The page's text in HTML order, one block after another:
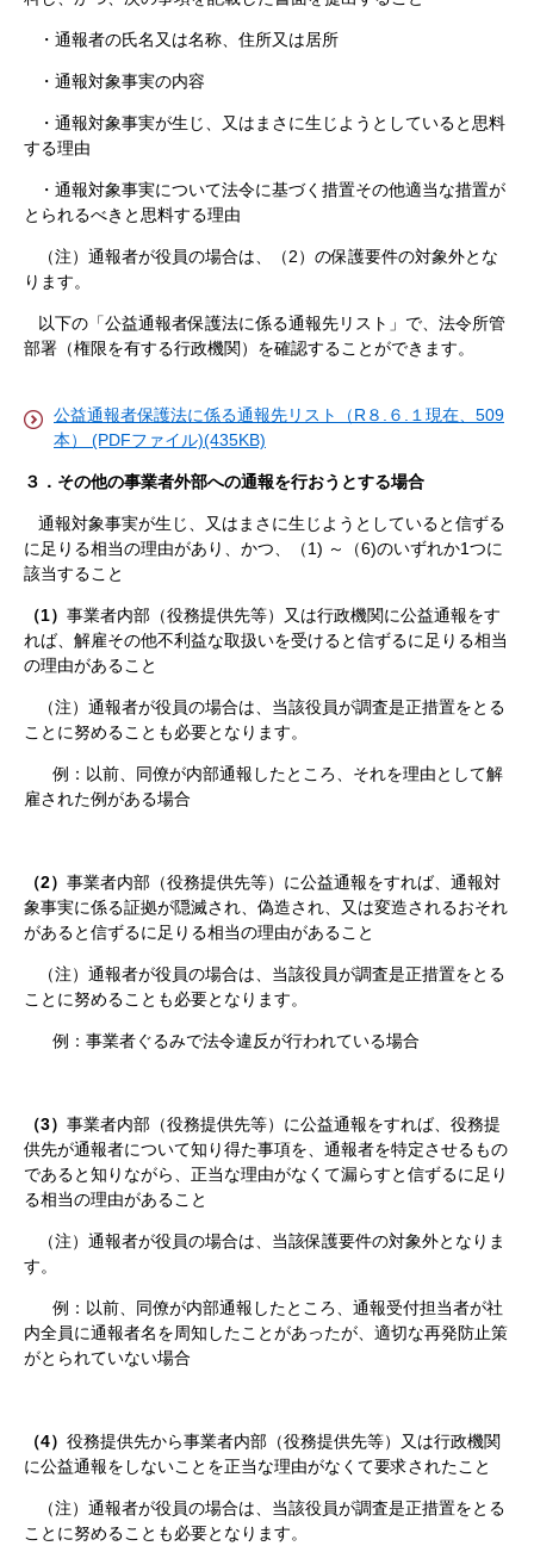
・通報者の氏名又は名称、住所又は居所
・通報対象事実の内容
・通報対象事実が生じ、又はまさに生じようとしていると思料
する理由
・通報対象事実について法令に基づく措置その他適当な措置が
とられるべきと思料する理由
（注）通報者が役員の場合は、（2）の保護要件の対象外とな
ります。
以下の「公益通報者保護法に係る通報先リスト」で、法令所管
部署（権限を有する行政機関）を確認することができます。
公益通報者保護法に係る通報先リスト（R８.６.１現在、509
本） (PDFファイル)(435KB)
３．その他の事業者外部への通報を行おうとする場合
通報対象事実が生じ、又はまさに生じようとしていると信ずる
に足りる相当の理由があり、かつ、（1) ～（6)のいずれか1つに
該当すること
（1） 事業者内部（役務提供先等）又は行政機関に公益通報をす
れば、解雇その他不利益な取扱いを受けると信ずるに足りる相当
の理由があること
（注）通報者が役員の場合は、当該役員が調査是正措置をとる
ことに努めることも必要となります。
例：以前、同僚が内部通報したところ、それを理由として解
雇された例がある場合
（2） 事業者内部（役務提供先等）に公益通報をすれば、通報対
象事実に係る証拠が隠滅され、偽造され、又は変造されるおそれ
があると信ずるに足りる相当の理由があること
（注）通報者が役員の場合は、当該役員が調査是正措置をとる
ことに努めることも必要となります。
例：事業者ぐるみで法令違反が行われている場合
（3） 事業者内部（役務提供先等）に公益通報をすれば、役務提
供先が通報者について知り得た事項を、通報者を特定させるもの
であると知りながら、正当な理由がなくて漏らすと信ずるに足り
る相当の理由があること
（注）通報者が役員の場合は、当該保護要件の対象外となりま
す。
例：以前、同僚が内部通報したところ、通報受付担当者が社
内全員に通報者名を周知したことがあったが、適切な再発防止策
がとられていない場合
（4） 役務提供先から事業者内部（役務提供先等）又は行政機関
に公益通報をしないことを正当な理由がなくて要求されたこと
（注）通報者が役員の場合は、当該役員が調査是正措置をとる
ことに努めることも必要となります。